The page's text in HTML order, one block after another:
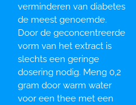
verminderen van diabetes
de meest genoemde.
Door de geconcentreerde
vorm van het extract is
slechts een geringe
dosering nodig. Meng 0,2
gram door warm water
voor een thee met een